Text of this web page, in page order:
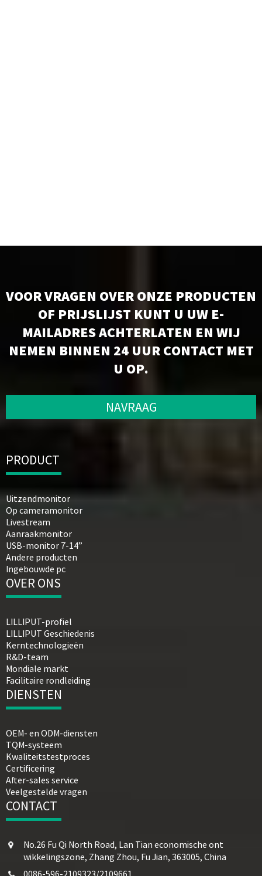
VOOR VRAGEN OVER ONZE PRODUCTEN
OF PRIJSLIJST KUNT U UW E-
MAILADRES ACHTERLATEN EN WIJ
NEMEN BINNEN 24 UUR CONTACT MET
U OP.
NAVRAAG
PRODUCT
Uitzendmonitor
Op cameramonitor
Livestream
Aanraakmonitor
USB-monitor 7-14”
Andere producten
Ingebouwde pc
OVER ONS
LILLIPUT-profiel
LILLIPUT Geschiedenis
Kerntechnologieën
R&D-team
Mondiale markt
Facilitaire rondleiding
DIENSTEN
OEM- en ODM-diensten
TQM-systeem
Kwaliteitstestproces
Certificering
After-sales service
Veelgestelde vragen
CONTACT
No.26 Fu Qi North Road, Lan Tian economische ont
wikkelingszone, Zhang Zhou, Fu Jian, 363005, China